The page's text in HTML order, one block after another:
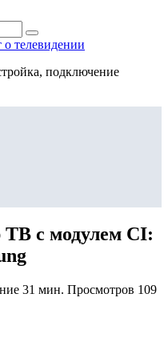
телевидении
подключение
с модулем CI:
31 мин. Просмотров 109